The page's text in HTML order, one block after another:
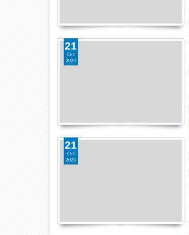
21
Oct
2025
21
Oct
2025